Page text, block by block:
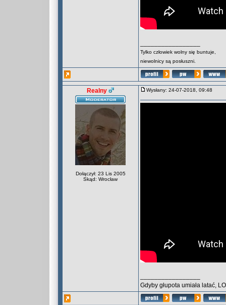
Tylko człowiek wolny się buntuje,
niewolnicy są posłuszni.
Realny
Dołączył: 23 Lis 2005
Skąd: Wrocław
Wysłany: 24-07-2018, 09:48
Gdyby głupota umiała latać,